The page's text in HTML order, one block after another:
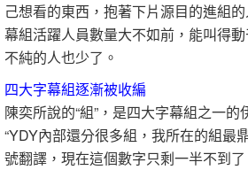
己想看的東西，抱著下片源目的進組
幕組活躍人員數量大不如前，能叫得
不純的人也少了。
四大字幕組逐漸被收編
陳奕所說的“組”，是四大字幕組之一的
“YDY內部還分很多組，我所在的組最
號翻譯，現在這個數字只剩一半不到